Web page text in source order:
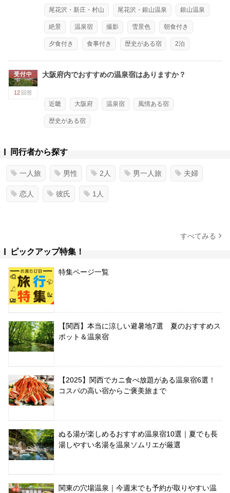
尾花沢・新庄・村山 尾花沢・銀山温泉 銀山温泉
絶景 温泉宿 撮影 雪景色 朝食付き
夕食付き 食事付き 歴史がある宿 2泊
受付中
12 回答
大阪府内でおすすめの温泉宿はありますか？
近畿 大阪府 温泉宿 風情ある宿
歴史がある宿
同行者から探す
一人旅 男性 2人 男一人旅 夫婦
恋人 彼氏 1人
すべてみる
ピックアップ特集！
特集ページ一覧
【関西】本当に涼しい避暑地7選 夏のおすすめス
ポット＆温泉宿
【2025】関西でカニ食べ放題がある温泉宿6選！
コスパの高い宿からご褒美旅まで
ぬる湯が楽しめるおすすめ温泉宿10選｜夏でも長
湯しやすい名湯を温泉ソムリエが厳選
関東の穴場温泉｜今週末でも予約が取りやすい温